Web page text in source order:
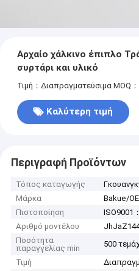
Αρχαίο χάλκινο έπιπλο
συρτάρι και υλικό
Τιμή：Διαπραγματεύσιμα MOQ
Καλύτερη τιμή
Περιγραφή Προϊόντων
Τόπος καταγωγής
Μάρκα
Bakue/
Πιστοποίηση
ISO9001
Αριθμό μοντέλου
Ποσότητα
παραγγελίας min
500
Τιμή